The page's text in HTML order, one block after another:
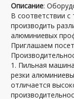
Описание:
В соответствии
производить
алюминиевых
Приглашаем
1. Пильная
резки
отличается